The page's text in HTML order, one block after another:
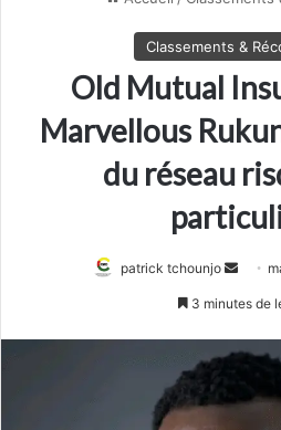
Classements &
Old Mutual
Marvellous
du réseau
patrick tchounjo
3 minutes de